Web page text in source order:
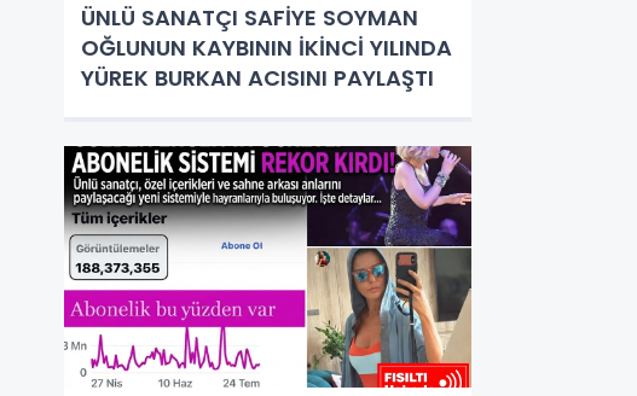
ÜNLÜ SANATÇI SAFİYE SOYMAN
OĞLUNUN KAYBININ İKİNCİ YILINDA
YÜREK BURKAN ACISINI PAYLAŞTI